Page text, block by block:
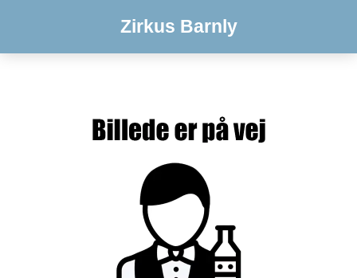
Zirkus Barnly